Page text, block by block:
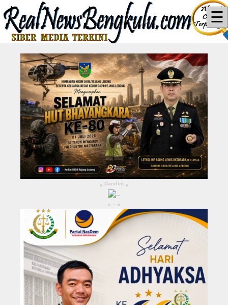
Home
News
Hukum dan Kriminal
Politik
Pendidikan
Pemerintahan
Berita Utama
KABUPATEN KEPAHIANG
KABUPATEN REJANG LEBONG
Kota Bengkulu
☰
▴ Dandim ▴
▴ ▴